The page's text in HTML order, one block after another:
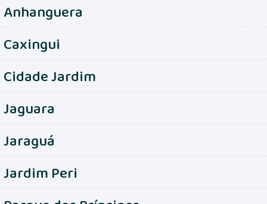
Anhanguera
Caxingui
Cidade Jardim
Jaguara
Jaraguá
Jardim Peri